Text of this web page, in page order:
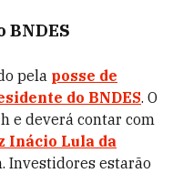
BNDES
pela posse de
do BNDES. O
e deverá contar com
Inácio Lula da
Investidores estarão